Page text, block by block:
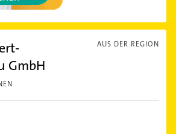
AUS DER REGION
GmbH